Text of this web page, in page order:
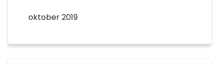
oktober 2019